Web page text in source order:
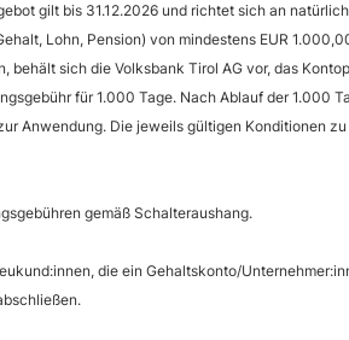
gilt bis 31.12.2026 und richtet sich an
Lohn, Pension) von mindestens EUR
sich die Volksbank Tirol AG vor, das
für 1.000 Tage. Nach Ablauf der 1.000
Anwendung. Die jeweils gültigen Konditionen
gemäß Schalteraushang.
die ein Gehaltskonto/